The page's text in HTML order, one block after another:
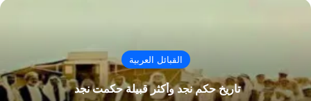
القبائل العربية
تاريخ حكم نجد وأكثر قبيلة حكمت نجد